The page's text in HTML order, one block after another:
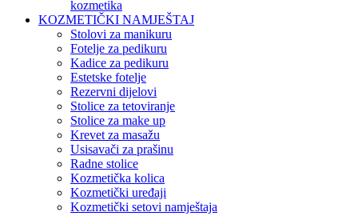
kozmetika
KOZMETIČKI NAMJEŠTAJ
Stolovi za manikuru
Fotelje za pedikuru
Kadice za pedikuru
Estetske fotelje
Rezervni dijelovi
Stolice za tetoviranje
Stolice za make up
Krevet za masažu
Usisavači za prašinu
Radne stolice
Kozmetička kolica
Kozmetički uređaji
Kozmetički setovi namještaja